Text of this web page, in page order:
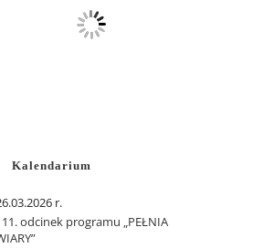
Kalendarium
r.
odcinek programu „PEŁNIA